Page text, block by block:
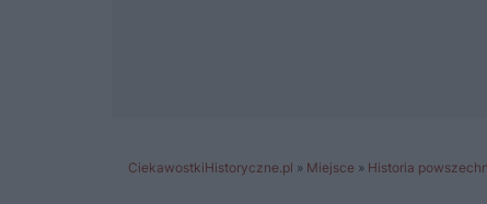
CiekawostkiHistoryczne.pl » Miejsce » Historia